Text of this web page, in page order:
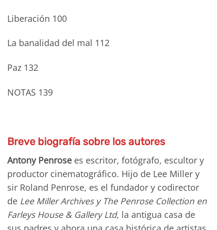
Liberación 100
La banalidad del mal 112
Paz 132
NOTAS 139
Breve biografía sobre los autores
Antony Penrose es escritor, fotógrafo, escultor y
productor cinematográfico. Hijo de Lee Miller y
sir Roland Penrose, es el fundador y codirector
de Lee Miller Archives y The Penrose Collection en
Farleys House & Gallery Ltd, la antigua casa de